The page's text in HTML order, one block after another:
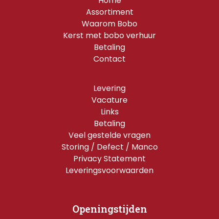
Assortiment
Waarom Bobo
Kerst met bobo verhuur
Betaling
Contact
Levering
Vacature
Links
Betaling
Veel gestelde vragen
Storing / Defect / Manco
Privacy Statement
Leveringsvoorwaarden
Openingstijden